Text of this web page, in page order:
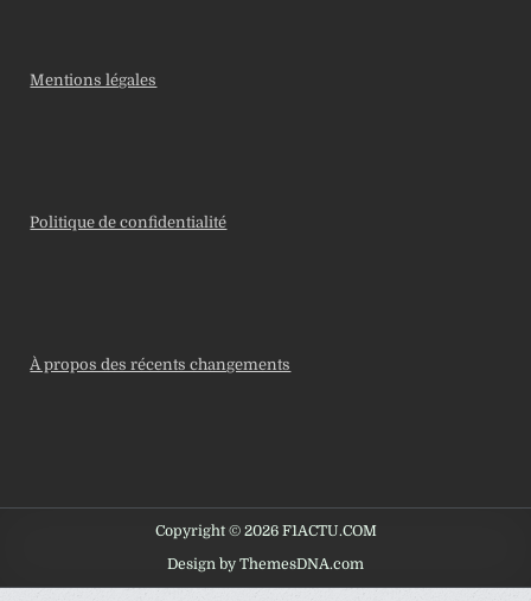
Mentions légales
Politique de confidentialité
À propos des récents changements
Copyright © 2026 F1ACTU.COM
Design by ThemesDNA.com